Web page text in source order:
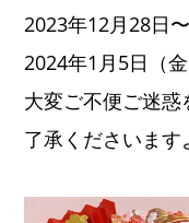
2023年12月28日
2024年1月5日（
大変ご不便ご迷
了承くださいます